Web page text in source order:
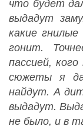
выдадут
какие
гонит.
пассией,
сюжеты я
найдут. А
выдадут.
не было, и в